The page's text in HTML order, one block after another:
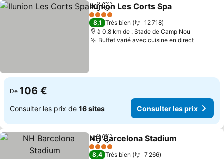
PartagerAjouter à mes favoris
Ilunion Les Corts Spa
4 Étoiles
8,1 Très bien
12 718
à 0.8 km de : Stade de Camp Nou
Buffet varié avec cuisine en direct
De 106 €
Consulter les prix de 16 sites Consulter les prix
PartagerAjouter à mes favoris
NH Barcelona Stadium
4 Étoiles
8,4 Très bien
7 266